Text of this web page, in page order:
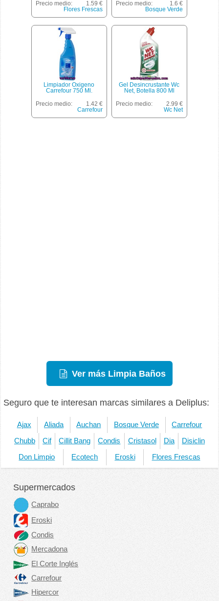
Precio medio:
1.59 €
Flores Frescas
Botella 750 Cc
Precio medio:
1.6 €
Bosque Verde
Limpiador Oxigeno
Carrefour 750 Ml.
Precio medio:
1.42 €
Carrefour
Gel Desincrustante Wc
Net, Botella 800 Ml
Precio medio:
2.99 €
Wc Net
Ver más Limpia Baños
Seguro que te interesan marcas similares a Deliplus:
Ajax Aliada Auchan Bosque Verde Carrefour
Chubb Cif Cillit Bang Condis Cristasol Dia Disiclin
Don Limpio Ecotech Eroski Flores Frescas
Supermercados
Caprabo
Eroski
Condis
Mercadona
El Corte Inglés
Carrefour
Hipercor